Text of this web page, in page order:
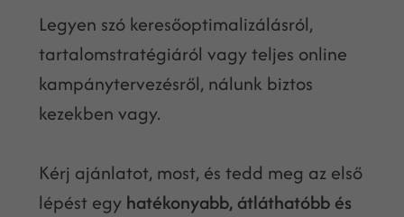
Legyen szó keresőoptimalizálásról,
tartalomstratégiáról vagy teljes online
kampánytervezésről, nálunk biztos
kezekben vagy.
Kérj ajánlatot, most, és tedd meg az első
lépést egy hatékonyabb, átláthatóbb és